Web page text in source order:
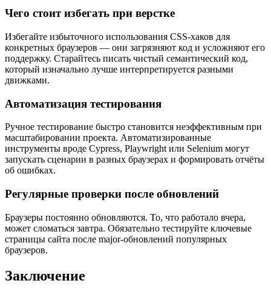
Чего стоит избегать при верстке
Избегайте избыточного использования CSS-хаков для
конкретных браузеров — они загрязняют код и усложняют его
поддержку. Старайтесь писать чистый семантический код,
который изначально лучше интерпретируется разными
движками.
Автоматизация тестирования
Ручное тестирование быстро становится неэффективным при
масштабировании проекта. Автоматизированные
инструменты вроде Cypress, Playwright или Selenium могут
запускать сценарии в разных браузерах и формировать отчёты
об ошибках.
Регулярные проверки после обновлений
Браузеры постоянно обновляются. То, что работало вчера,
может сломаться завтра. Обязательно тестируйте ключевые
страницы сайта после major-обновлений популярных
браузеров.
Заключение